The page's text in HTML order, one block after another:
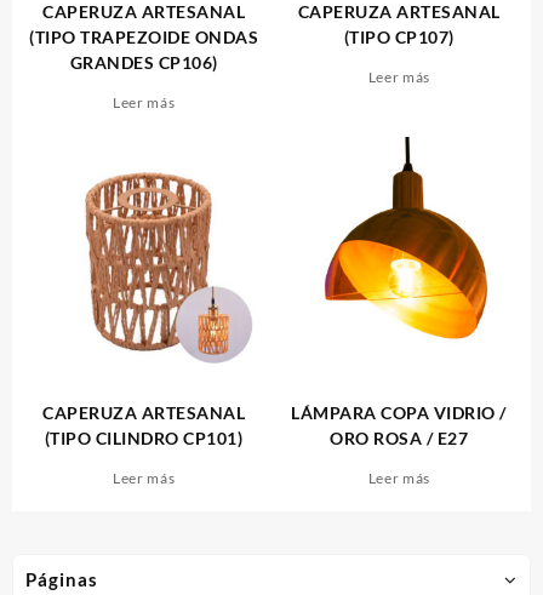
CAPERUZA ARTESANAL
(TIPO TRAPEZOIDE ONDAS
GRANDES CP106)
Leer más
CAPERUZA ARTESANAL
(TIPO CP107)
Leer más
CAPERUZA ARTESANAL
(TIPO CILINDRO CP101)
Leer más
LÁMPARA COPA VIDRIO /
ORO ROSA / E27
Leer más
Páginas